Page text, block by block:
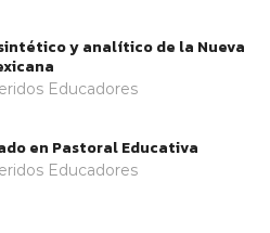
y analítico de la Nueva
Educadores
en Pastoral Educativa
Educadores